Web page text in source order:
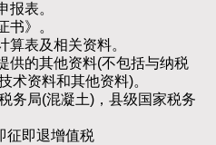
表。
》。
表及相关资料。
的其他资料(不包括与纳税
术资料和其他资料)。
局(混凝土)，县级国家税务
即退增值税